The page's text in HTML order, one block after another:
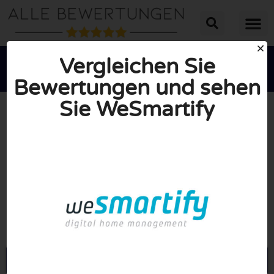

INSGESAMT: 10/10
(0 Bewertungen)
Vergleichen Sie
Bewertungen und sehen
Sie WeSmartify